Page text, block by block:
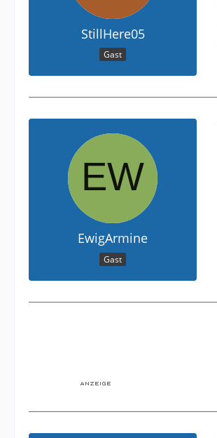
StillHere05
Gast
EwigArmine
Gast